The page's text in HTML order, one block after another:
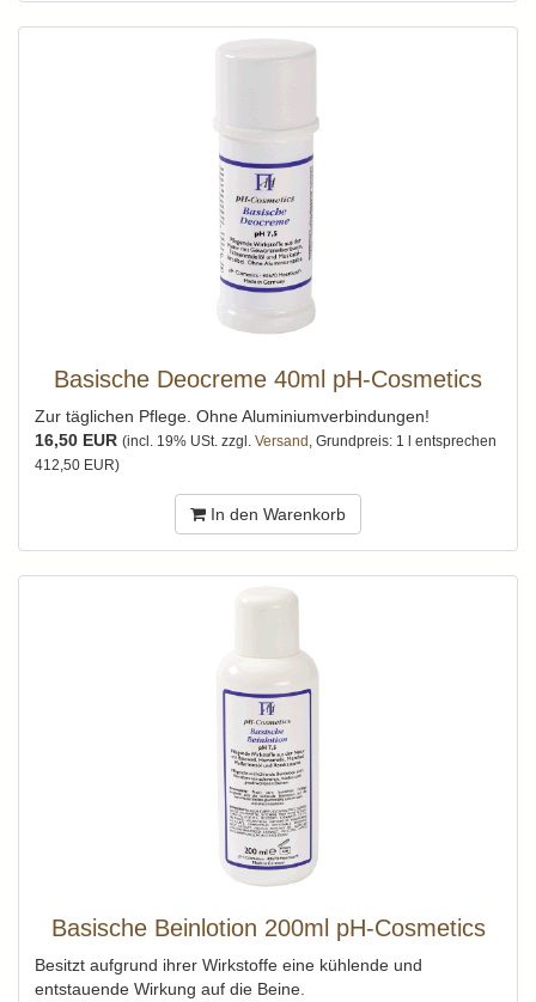
Basische Deocreme 40ml pH-Cosmetics
Zur täglichen Pflege. Ohne Aluminiumverbindungen!
16,50 EUR (incl. 19% USt. zzgl. Versand , Grundpreis: 1 l entsprechen
412,50 EUR)
In den Warenkorb
Basische Beinlotion 200ml pH-Cosmetics
Besitzt aufgrund ihrer Wirkstoffe eine kühlende und
entstauende Wirkung auf die Beine.